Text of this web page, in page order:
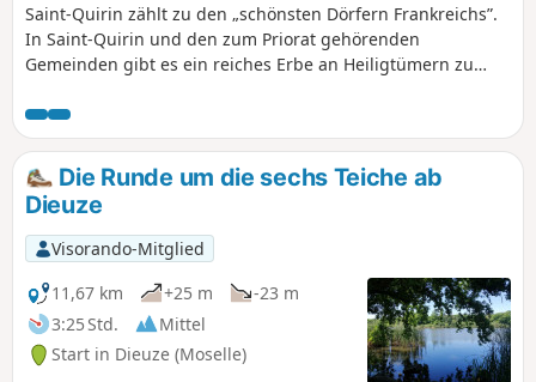
Saint-Quirin zählt zu den „schönsten Dörfern Frankreichs”.
In Saint-Quirin und den zum Priorat gehörenden
Gemeinden gibt es ein reiches Erbe an Heiligtümern zu
diesem Rundgang folgen, kommen Sie auch an der
galloromanischen Stätte Croix Guillaume vorbei.
Die Runde um die sechs Teiche ab
Dieuze
Visorando-Mitglied
11,67 km
+25 m
-23 m
3:25 Std.
Mittel
Start in Dieuze (Moselle)